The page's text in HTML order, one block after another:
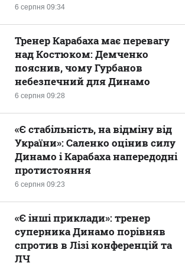
6 серпня 09:34
6 серпня 09:28
Тренер Карабаха має перевагу
над Костюком: Демченко
пояснив, чому Гурбанов
небезпечний для Динамо
6 серпня 09:23
«Є стабільність, на відміну від
України»: Саленко оцінив силу
Динамо і Карабаха напередодні
протистояння
«Є інші приклади»: тренер
суперника Динамо порівняв
спротив в Лізі конференцій та
ЛЧ